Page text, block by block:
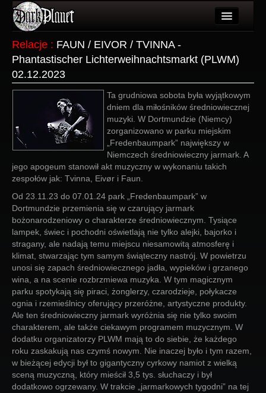
Użytkownicy
Wydarzenia
Galeria
Forum
Login
Relacje : FAUN / EIVOR / TVINNA -
Phantastischer Lichterweihnachtsmarkt (PLWM)
02.12.2023
Ta grudniowa sobota była wyjątkowym
dniem dla miłośników średniowiecznej
muzyki. W Dortmundzie (Niemcy)
zorganizowano w parku miejskim
„Fredenbaumpark” największy w
Niemczech średniowieczny jarmark. A
jego apogeum stanowił akt muzyczny w wykonaniu takich
zespołów jak: Tvinna, Eivør i Faun.
Od 23.11.23 do 07.01.24 park „Fredenbaumpark” w
Dortmundzie przemienia się w czarujący jarmark
bożonarodzeniowy o charakterze średniowiecznym. Tysiące
lampek, świec i pochodni oświetlają nie tylko alejki, bajorko i
stragany, ale nadają temu miejscu niesamowitą atmosferę i
klimat, stwarzając tym samym świąteczny nastrój. W powietrzu
unosi się zapach średniowiecznego jadła, wypieków i grzanego
wina, a na scenie rozbrzmiewa muzyka. W tym magicznym
parku spotykają się piraci, żonglerzy, czarodzieje, połykacze
ognia i rzemieślnicy oferujący przeróżne, artystyczne produkty.
Ale ten średniowieczny jarmark wyróżnia się nie tylko swoim
charakterem, ale także ciekawym programem muzycznym. W
dodatku organizatorzy PLWM mają to do siebie, że każdego
roku zaskakują nas czymś nowym. Nie inaczej było i tym razem,
w bieżącej edycji był to gigantyczny cyrkowy namiot z wielką
sceną muzyczną, który mieścił 3,5 tys. słuchaczy i był
dodatkowo ogrzewany. W trakcie „jarmarkowych tygodni” na tej